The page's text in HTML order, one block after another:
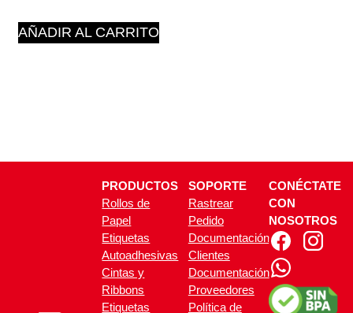
AÑADIR AL CARRITO
PRODUCTOS
Rollos de
Papel
Etiquetas
Autoadhesivas
Cintas y
Ribbons
Etiquetas
SOPORTE
Rastrear
Pedido
Documentación
Clientes
Documentación
Proveedores
Política de
CONÉCTATE
CON
NOSOTROS